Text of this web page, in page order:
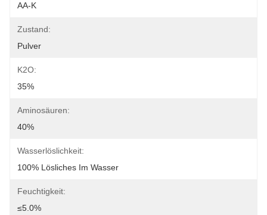
AA-K
Zustand:
Pulver
K2O:
35%
Aminosäuren:
40%
Wasserlöslichkeit:
100% Lösliches Im Wasser
Feuchtigkeit:
≤5.0%